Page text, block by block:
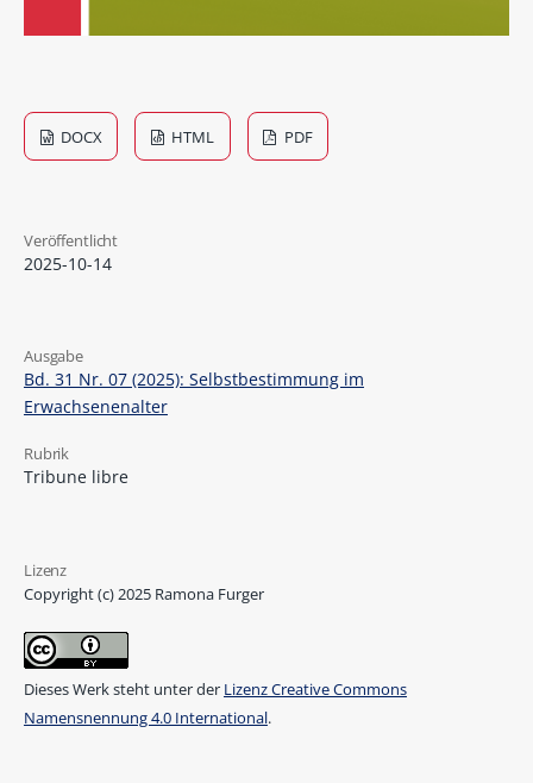
DOCX HTML PDF
Veröffentlicht
2025-10-14
Ausgabe
Bd. 31 Nr. 07 (2025): Selbstbestimmung im
Erwachsenenalter
Rubrik
Tribune libre
Lizenz
Copyright (c) 2025 Ramona Furger
Dieses Werk steht unter der Lizenz Creative Commons
Namensnennung 4.0 International.